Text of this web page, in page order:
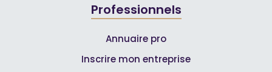
Professionnels
Annuaire pro
Inscrire mon entreprise